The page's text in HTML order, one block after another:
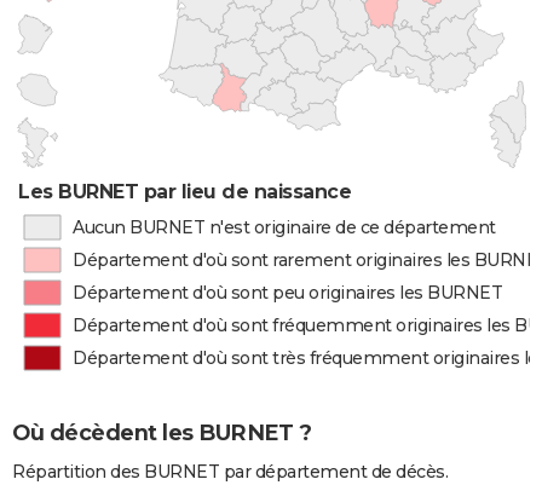
Les BURNET par lieu de naissance
Aucun BURNET n'est originaire de ce département
Département d'où sont rarement originaires les
Département d'où sont peu originaires les BURNET
Département d'où sont fréquemment originaires les
Département d'où sont très fréquemment originaires
Où décèdent les BURNET ?
Répartition des BURNET par département de décès.